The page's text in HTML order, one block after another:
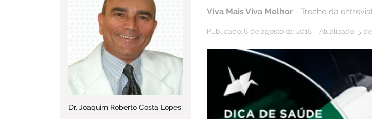
Dr. Joaquim Roberto Costa Lopes
Viva Mais Viva Melhor - Trecho da
Publicado: 8 de agosto de 2018 - Atualizado: 5